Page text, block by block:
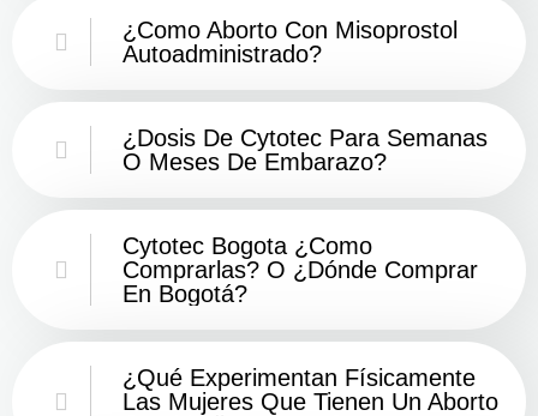
¿Como Aborto Con Misoprostol
Autoadministrado?
¿Dosis De Cytotec Para Semanas
O Meses De Embarazo?
Cytotec Bogota ¿Como
Comprarlas? O ¿Dónde Comprar
En Bogotá?
¿Qué Experimentan Físicamente
Las Mujeres Que Tienen Un Aborto